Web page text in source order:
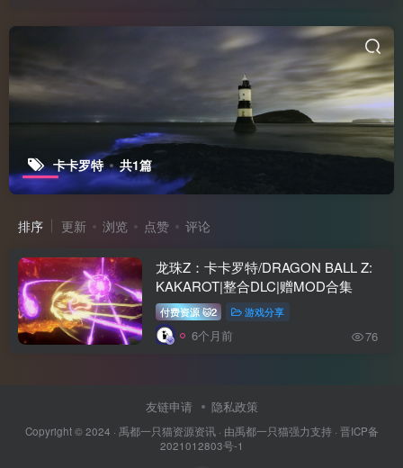
卡卡罗特 共1篇
排序 更新 浏览 点赞 评论
龙珠Z：卡卡罗特/DRAGON BALL Z:
KAKAROT|整合DLC|赠MOD合集
付费资源 🐱2 游戏分享
6个月前 76
友链申请 隐私政策
Copyright © 2024 · 禹都一只猫资源资讯· 由禹都一只猫强力支持 · 晋ICP备
2021012803号-1